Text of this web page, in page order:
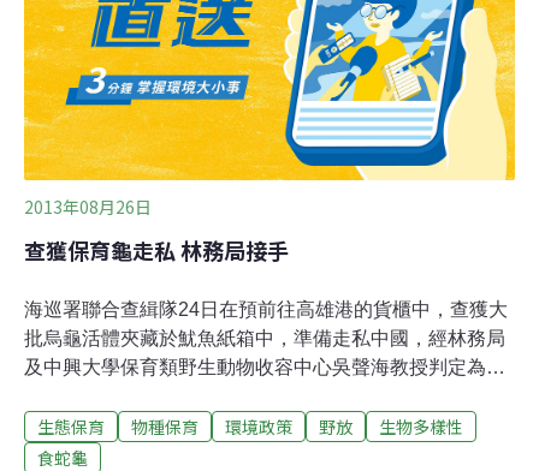
利益高達數千萬元。船長為了減少烏龜在運送中死亡，因
此裝箱後在上方放置冰塊，讓烏龜因為低溫而休眠，並且
可避開安檢人員的耳目，但是仍被海巡人員看穿，除了船
長及船員全被送辦外，所有查扣的
2013年08月26日
查獲保育龜走私 林務局接手
海巡署聯合查緝隊24日在預前往高雄港的貨櫃中，查獲大
批烏龜活體夾藏於魷魚紙箱中，準備走私中國，經林務局
及中興大學保育類野生動物收容中心吳聲海教授判定為保
有1446隻、柴棺龜1180隻，總計有2626隻。林務局表
示，24日上午接獲雲林縣政府通報後，第一時間立即啟動
生態保育 物種保育 環境政策 野放
生物多樣性
食蛇龜